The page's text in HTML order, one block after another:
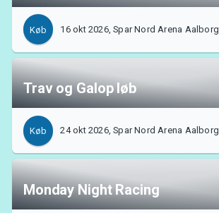
Køb 16 okt 2026, Spar Nord Arena Aalborg
Trav og Galop løb
Køb 24 okt 2026, Spar Nord Arena Aalborg
Monday Night Racing